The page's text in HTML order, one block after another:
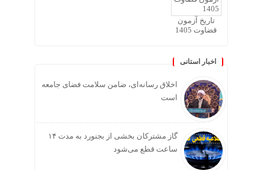
تاریخ آزمون
قضاوت 1405
اخبار استانی
اخلاق رسانه‌ای، ضامن سلامت فضای جامعه
است
گاز مشترکان بخشی از بجنورد به مدت ۱۴
ساعت قطع می‌شود